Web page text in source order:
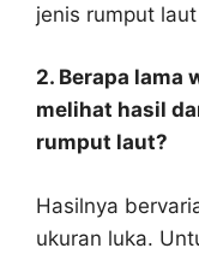
jenis rumput
2. Berapa lama
melihat hasil
rumput laut?
Hasilnya
ukuran luka.